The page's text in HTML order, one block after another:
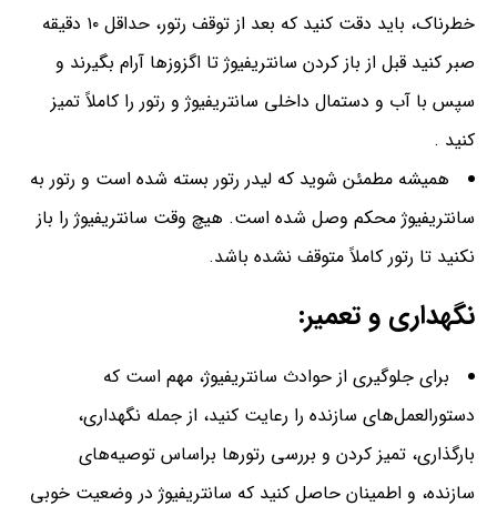
خطرناک، باید دقت کنید که بعد از توقف رتور، حداقل ۱۰ دقیقه
صبر کنید قبل از باز کردن سانتریفیوژ تا اگزوز‌ها آرام بگیرند و
سپس با آب و دستمال داخلی سانتریفیوژ و رتور را کاملاً تمیز
کنید .
همیشه مطمئن شوید که لیدر رتور بسته شده است و رتور به
سانتریفیوژ محکم وصل شده است. هیچ وقت سانتریفیوژ را باز
نکنید تا رتور کاملاً متوقف نشده باشد.
نگهداری و تعمیر:
برای جلوگیری از حوادث سانتریفیوژ، مهم است که
دستورالعمل‌های سازنده را رعایت کنید، از جمله نگهداری،
بارگذاری، تمیز کردن و بررسی رتورها براساس توصیه‌های
سازنده، و اطمینان حاصل کنید که سانتریفیوژ در وضعیت خوبی